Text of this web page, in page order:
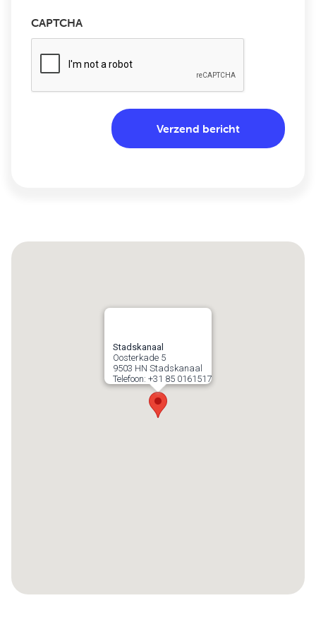
CAPTCHA
Stadskanaal
Oosterkade 5
9503 HN Stadskanaal
Telefoon: +31 85 0161517